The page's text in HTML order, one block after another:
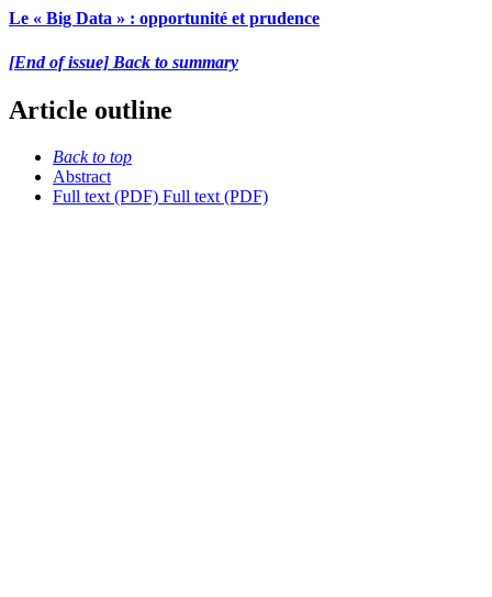
Le « Big Data » : opportunité et prudence
[End of issue] Back to summary
Article outline
Back to top
Abstract
Full text (PDF) Full text (PDF)